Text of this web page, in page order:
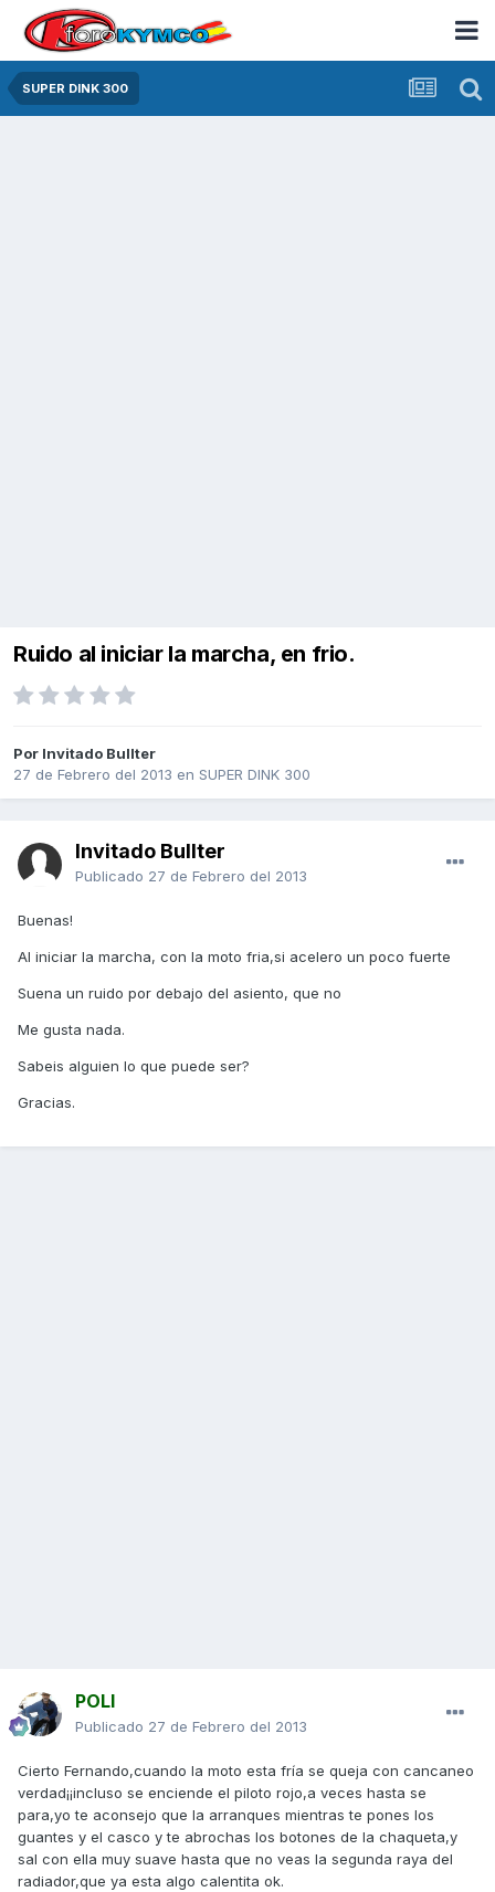
SUPER DINK 300
Ruido al iniciar la marcha, en frio.
Por Invitado Bullter
27 de Febrero del 2013 en SUPER DINK 300
Invitado Bullter
Publicado 27 de Febrero del 2013
Buenas!
Al iniciar la marcha, con la moto fria,si acelero un poco fuerte
Suena un ruido por debajo del asiento, que no
Me gusta nada.
Sabeis alguien lo que puede ser?
Gracias.
POLI
Publicado 27 de Febrero del 2013
Cierto Fernando,cuando la moto esta fría se queja con cancaneo
verdad¡¡incluso se enciende el piloto rojo,a veces hasta se
para,yo te aconsejo que la arranques mientras te pones los
guantes y el casco y te abrochas los botones de la chaqueta,y
sal con ella muy suave hasta que no veas la segunda raya del
radiador,que ya esta algo calentita ok.